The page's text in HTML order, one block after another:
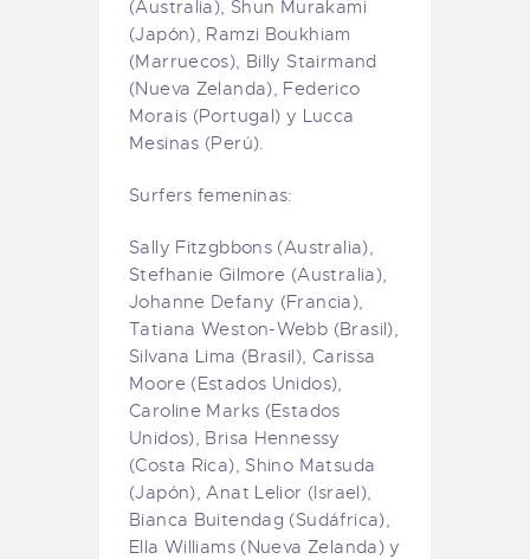
(Australia), Shun Murakami
(Japón), Ramzi Boukhiam
(Marruecos), Billy Stairmand
(Nueva Zelanda), Federico
Morais (Portugal) y Lucca
Mesinas (Perú).
Surfers femeninas:
Sally Fitzgbbons (Australia),
Stefhanie Gilmore (Australia),
Johanne Defany (Francia),
Tatiana Weston-Webb (Brasil),
Silvana Lima (Brasil), Carissa
Moore (Estados Unidos),
Caroline Marks (Estados
Unidos), Brisa Hennessy
(Costa Rica), Shino Matsuda
(Japón), Anat Lelior (Israel),
Bianca Buitendag (Sudáfrica),
Ella Williams (Nueva Zelanda) y